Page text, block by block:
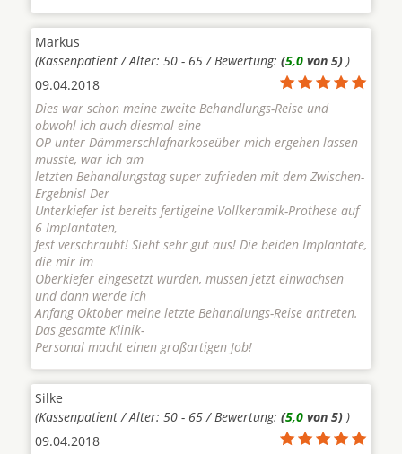
Markus
(Kassenpatient / Alter: 50 - 65 / Bewertung: (5,0 von 5) )
09.04.2018
Dies war schon meine zweite Behandlungs-Reise und
obwohl ich auch diesmal eine
OP unter Dämmerschlafnarkoseüber mich ergehen lassen
musste, war ich am
letzten Behandlungstag super zufrieden mit dem Zwischen-
Ergebnis! Der
Unterkiefer ist bereits fertigeine Vollkeramik-Prothese auf
6 Implantaten,
fest verschraubt! Sieht sehr gut aus! Die beiden Implantate,
die mir im
Oberkiefer eingesetzt wurden, müssen jetzt einwachsen
und dann werde ich
Anfang Oktober meine letzte Behandlungs-Reise antreten.
Das gesamte Klinik-
Personal macht einen großartigen Job!
Silke
(Kassenpatient / Alter: 50 - 65 / Bewertung: (5,0 von 5) )
09.04.2018